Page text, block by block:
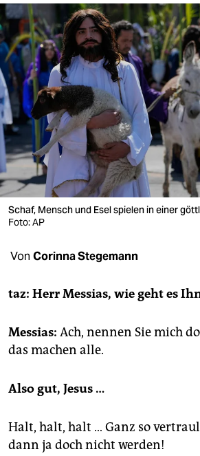
berlin
nord
wahrheit
verlag
verlag
veranstaltungen
shop
fragen & hilfe
genossenschaft
Schaf, Mensch und Esel spielen in einer
Foto: AP
Von Corinna Stegemann
taz: Herr Messias, wie geht es
Messias: Ach, nennen Sie mich
das machen alle.
Also gut, Jesus …
Halt, halt, halt … Ganz so
dann ja doch nicht werden!